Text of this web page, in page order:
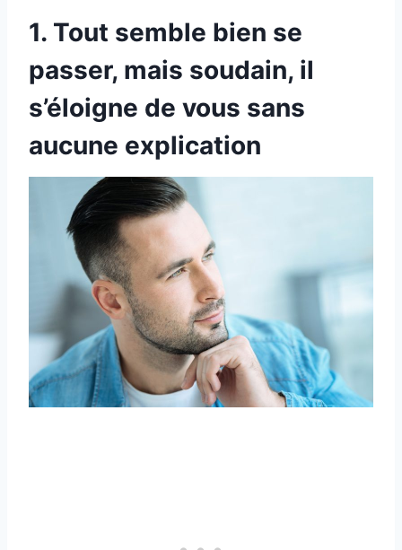
1. Tout semble bien se
passer, mais soudain, il
s’éloigne de vous sans
aucune explication